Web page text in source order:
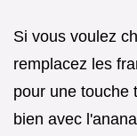
Si vous voulez
remplacez les
pour une touche
bien avec